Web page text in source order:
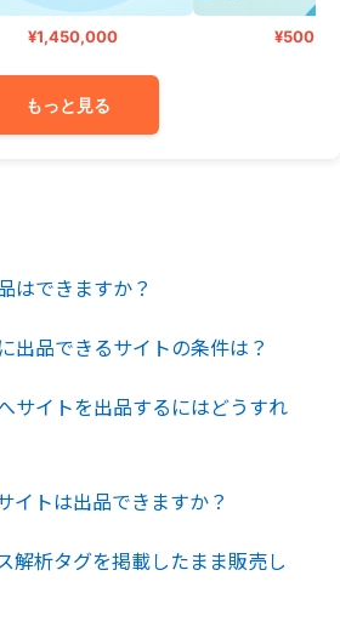
¥1,450,000
もっと見る
はできますか？
出品できるサイトの条件は？
サイトを出品するにはどうすれ
イトは出品できますか？
解析タグを掲載したまま販売し